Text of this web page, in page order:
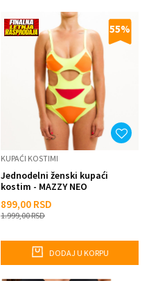
55%
KUPAĆI KOSTIMI
Jednodelni ženski kupaći
kostim - MAZZY NEO
899,00 RSD
1.999,00RSD
DODAJ U KORPU